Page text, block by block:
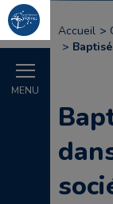
MENU
Accueil